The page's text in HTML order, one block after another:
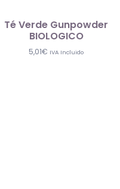
Té Verde Gunpowder
BIOLOGICO
5,01€ IVA Incluido